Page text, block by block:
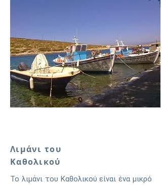
Λιμάνι του
Καθολικού
Το λιμάνι του Καθολικού είναι ένα μικρό